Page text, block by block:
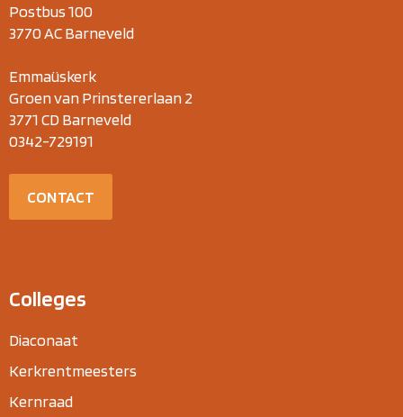
Postbus 100
3770 AC Barneveld
Emmaüskerk
Groen van Prinstererlaan 2
3771 CD Barneveld
0342-729191
CONTACT
Colleges
Diaconaat
Kerkrentmeesters
Kernraad